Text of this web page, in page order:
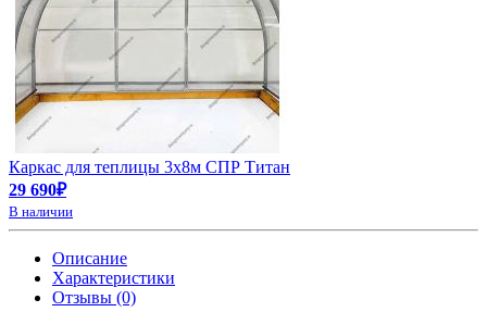
Каркас для теплицы 3х8м СПР Титан
29 690₽
В наличии
Описание
Характеристики
Отзывы (0)